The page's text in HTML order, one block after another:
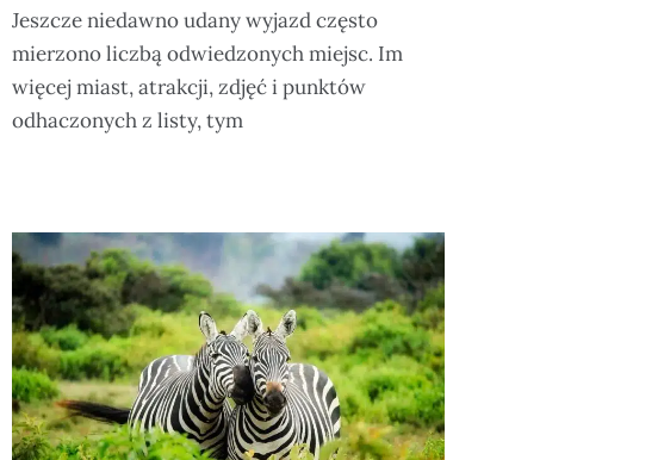
Jeszcze niedawno udany wyjazd często
mierzono liczbą odwiedzonych miejsc. Im
więcej miast, atrakcji, zdjęć i punktów
odhaczonych z listy, tym